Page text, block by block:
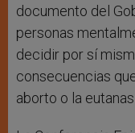
documento del
personas
decidir por sí
consecuencias
aborto o la